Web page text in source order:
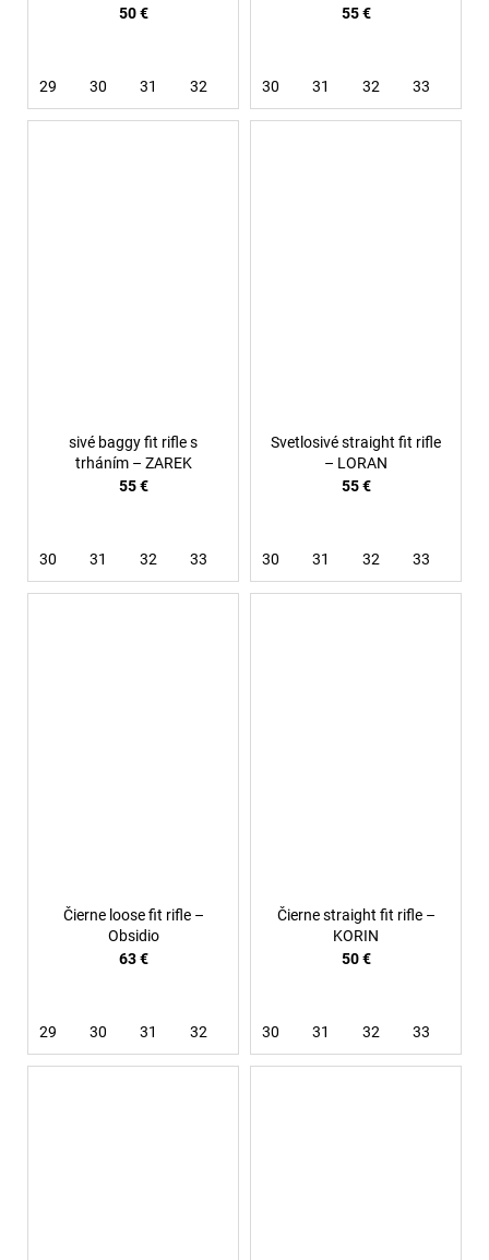
50 €
29 30 31 32
55 €
30 31 32 33
sivé baggy fit rifle s
trháním – ZAREK
55 €
30 31 32 33
Svetlosivé straight fit rifle
– LORAN
55 €
30 31 32 33
Čierne loose fit rifle –
Obsidio
63 €
29 30 31 32
Čierne straight fit rifle –
KORIN
50 €
30 31 32 33